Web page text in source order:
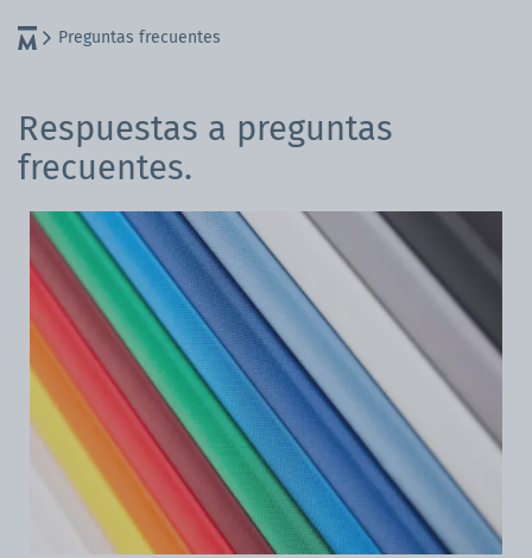
Preguntas frecuentes
Respuestas a preguntas
frecuentes.